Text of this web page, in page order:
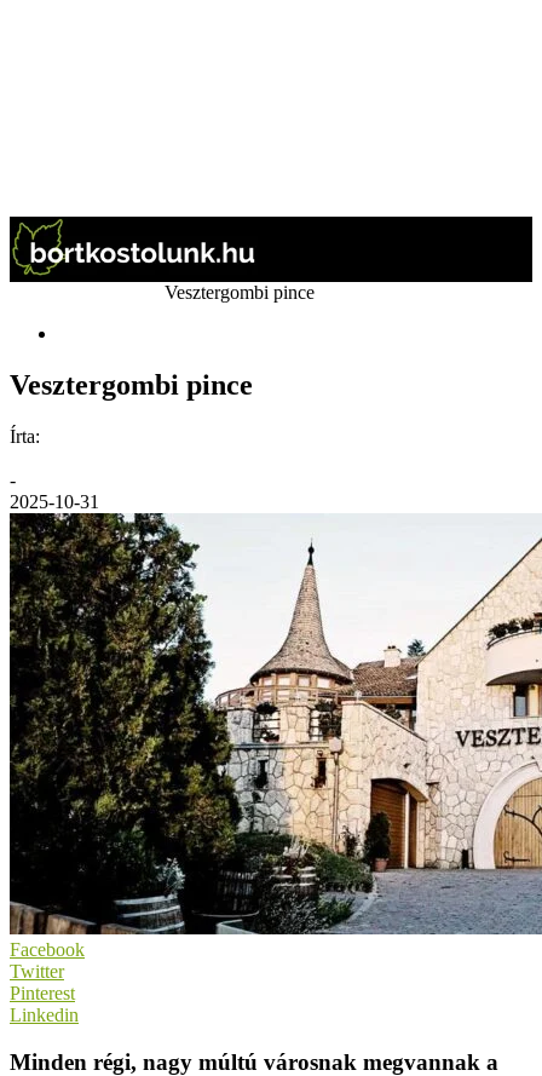
Vesztergombi pince
Vesztergombi pince
Írta:
-
2025-10-31
Facebook
Twitter
Pinterest
Linkedin
Minden régi, nagy múltú városnak megvannak a